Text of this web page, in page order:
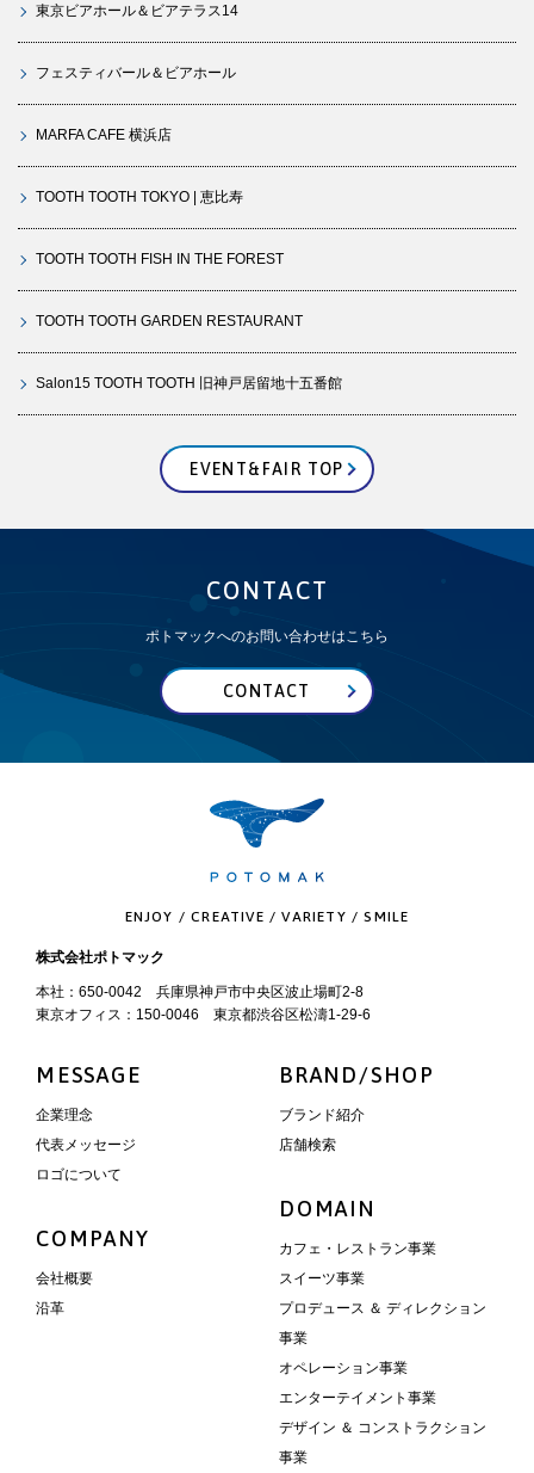
東京ビアホール＆ビアテラス14
フェスティバール＆ビアホール
MARFA CAFE 横浜店
TOOTH TOOTH TOKYO | 恵比寿
TOOTH TOOTH FISH IN THE FOREST
TOOTH TOOTH GARDEN RESTAURANT
Salon15 TOOTH TOOTH 旧神戸居留地十五番館
EVENT&FAIR TOP
CONTACT
ポトマックへのお問い合わせはこちら
CONTACT
ENJOY / CREATIVE / VARIETY / SMILE
株式会社ポトマック
本社：650-0042 兵庫県神戸市中央区波止場町2-8
東京オフィス：150-0046 東京都渋谷区松濤1-29-6
MESSAGE
企業理念
代表メッセージ
ロゴについて
COMPANY
会社概要
沿革
BRAND/SHOP
ブランド紹介
店舗検索
DOMAIN
カフェ・レストラン事業
スイーツ事業
プロデュース ＆ ディレクション
事業
オペレーション事業
エンターテイメント事業
デザイン ＆ コンストラクション
事業